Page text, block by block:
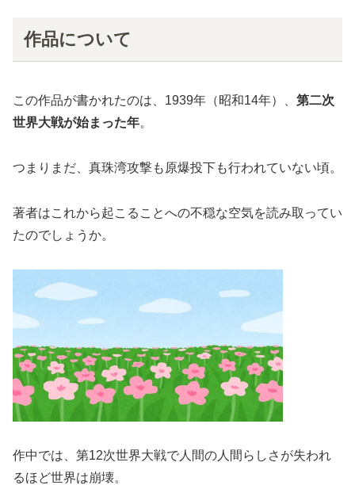
作品について
この作品が書かれたのは、1939年（昭和14年）、 第二次
世界大戦が始まった年。
つまりまだ、真珠湾攻撃も原爆投下も行われていない頃。
著者はこれから起こることへの不穏な空気を読み取ってい
たのでしょうか。
作中では、第12次世界大戦で人間の人間らしさが失われ
るほど世界は崩壊。